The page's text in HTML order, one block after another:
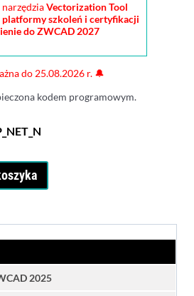
Vectorization Tool
platformy szkoleń i certyfikacji
do ZWCAD 2027
do 25.08.2026 r. 🔔
kodem programowym.
2025